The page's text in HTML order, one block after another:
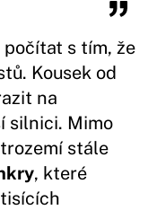
s tím, že
Kousek od
na
silnici. Mimo
stále
, které